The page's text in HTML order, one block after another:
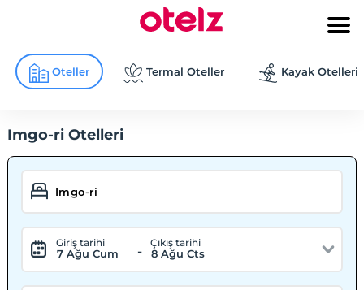
Oteller Termal Oteller Kayak Otelleri
Imgo-ri Otelleri
Giriş tarihi
7 Ağu Cum -
Çıkış tarihi
8 Ağu Cts